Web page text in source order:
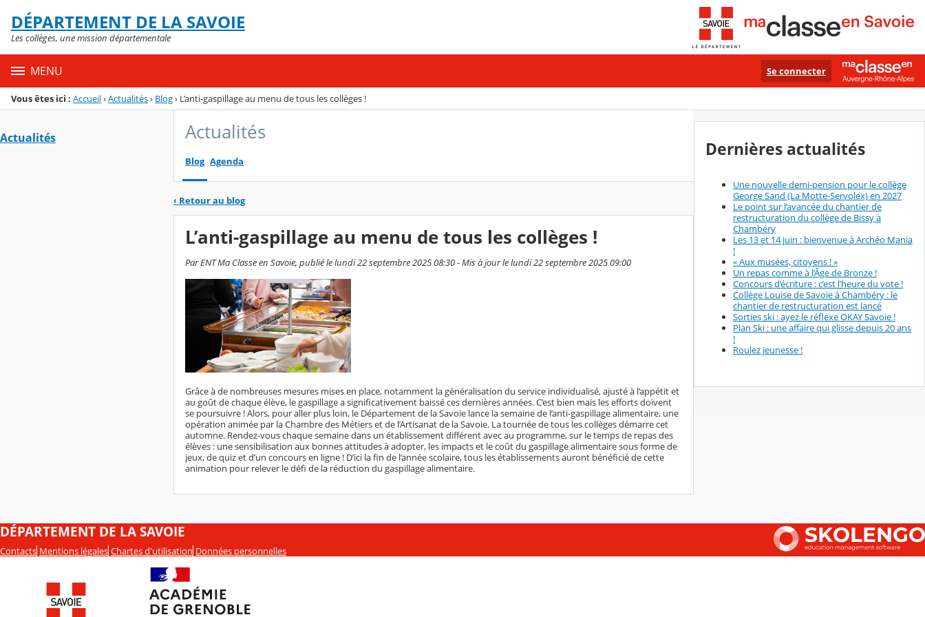
Menu de la rubrique
Contenu
DÉPARTEMENT DE LA SAVOIE
Les collèges, une mission départementale
MENU Se connecter
Vous êtes ici : Accueil›Actualités› Blog› L’anti-gaspillage au menu de tous les collèges !
Actualités Actualités
Blog Agenda
‹ Retour au blog
L’anti-gaspillage au menu de tous les collèges !
Par ENT Ma Classe en Savoie, publié le lundi 22 septembre 2025 08:30 - Mis à jour le lundi 22 septembre 2025 09:00
Grâce à de nombreuses mesures mises en place, notamment la généralisation du service individualisé, ajusté à l’appétit et
au goût de chaque élève, le gaspillage a significativement baissé ces dernières années. C’est bien mais les efforts doivent
se poursuivre ! Alors, pour aller plus loin, le Département de la Savoie lance la semaine de l’anti-gaspillage alimentaire, une
opération animée par la Chambre des Métiers et de l’Artisanat de la Savoie. La tournée de tous les collèges démarre cet
automne. Rendez-vous chaque semaine dans un établissement différent avec au programme, sur le temps de repas des
élèves : une sensibilisation aux bonnes attitudes à adopter, les impacts et le coût du gaspillage alimentaire sous forme de
jeux, de quiz et d’un concours en ligne ! D’ici la fin de l’année scolaire, tous les établissements auront bénéficié de cette
animation pour relever le défi de la réduction du gaspillage alimentaire.
Dernières actualités
Une nouvelle demi-pension pour le collège
George Sand (La Motte-Servolex) en 2027
Le point sur l’avancée du chantier de
restructuration du collège de Bissy à
Chambéry
Les 13 et 14 juin : bienvenue à Archéo Mania
!
« Aux musées, citoyens ! »
Un repas comme à l’Âge de Bronze !
Concours d’écriture : c’est l’heure du vote !
Collège Louise de Savoie à Chambéry : le
chantier de restructuration est lancé
Sorties ski : ayez le réflexe OKAY Savoie !
Plan Ski : une affaire qui glisse depuis 20 ans
!
Roulez jeunesse !
DÉPARTEMENT DE LA SAVOIE
Contacts Mentions légales Chartes d'utilisation Données personnelles